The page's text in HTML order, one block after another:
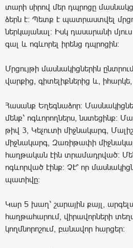
տարի սիրով մեր դպրոցը
ձերն է: Պետք է պատրաստվել
ներկայանալ: Իսկ դասարանի
գալ և ոգևորել իրենց դպրոցին:
Մրցույթի մասնակիցներին ընտրում
վարքից, գիտելիքներից և, իհարկե,
Հասանք Եղեգնաձոր:
մենք՝ ոգևորողներս, նստեցինք:
թիվ 3, Կեչուտի միջնակարգ,
միջնակարգ, Զառիթափի
հաղթական էին տրամադրված:
ոգևորված էինք։ Չէ՞ որ
պատիվը։
Կար 5 խաղ՝ շարային քայլ,
հաղթահարում, վիրավորների
կողմնորոշում, բանավոր հարցեր: